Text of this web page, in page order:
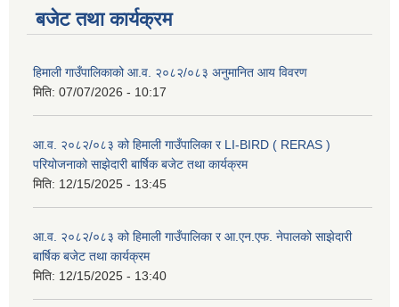
बजेट तथा कार्यक्रम
हिमाली गाउँपालिकाको आ.व. २०८२/०८३ अनुमानित आय विवरण
मिति: 07/07/2026 - 10:17
आ.व. २०८२/०८३ को हिमाली गाउँपालिका र LI-BIRD ( RERAS )
परियोजनाको साझेदारी बार्षिक बजेट तथा कार्यक्रम
मिति: 12/15/2025 - 13:45
आ.व. २०८२/०८३ को हिमाली गाउँपालिका र आ.एन.एफ. नेपालको साझेदारी
बार्षिक बजेट तथा कार्यक्रम
मिति: 12/15/2025 - 13:40